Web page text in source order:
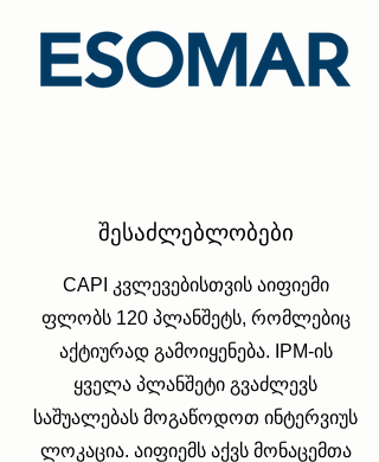
შესაძლებლობები
CAPI კვლევებისთვის აიფიემი
ფლობს 120 პლანშეტს, რომლებიც
აქტიურად გამოიყენება. IPM-ის
ყველა პლანშეტი გვაძლევს
საშუალებას მოგაწოდოთ ინტერვიუს
ლოკაცია. აიფიემს აქვს მონაცემთა